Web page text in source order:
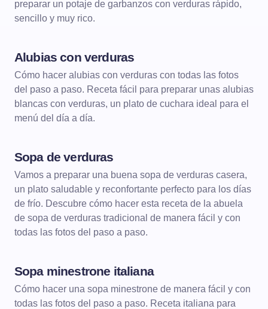
preparar un potaje de garbanzos con verduras rápido,
sencillo y muy rico.
Alubias con verduras
Cómo hacer alubias con verduras con todas las fotos
del paso a paso. Receta fácil para preparar unas alubias
blancas con verduras, un plato de cuchara ideal para el
menú del día a día.
Sopa de verduras
Vamos a preparar una buena sopa de verduras casera,
un plato saludable y reconfortante perfecto para los días
de frío. Descubre cómo hacer esta receta de la abuela
de sopa de verduras tradicional de manera fácil y con
todas las fotos del paso a paso.
Sopa minestrone italiana
Cómo hacer una sopa minestrone de manera fácil y con
todas las fotos del paso a paso. Receta italiana para